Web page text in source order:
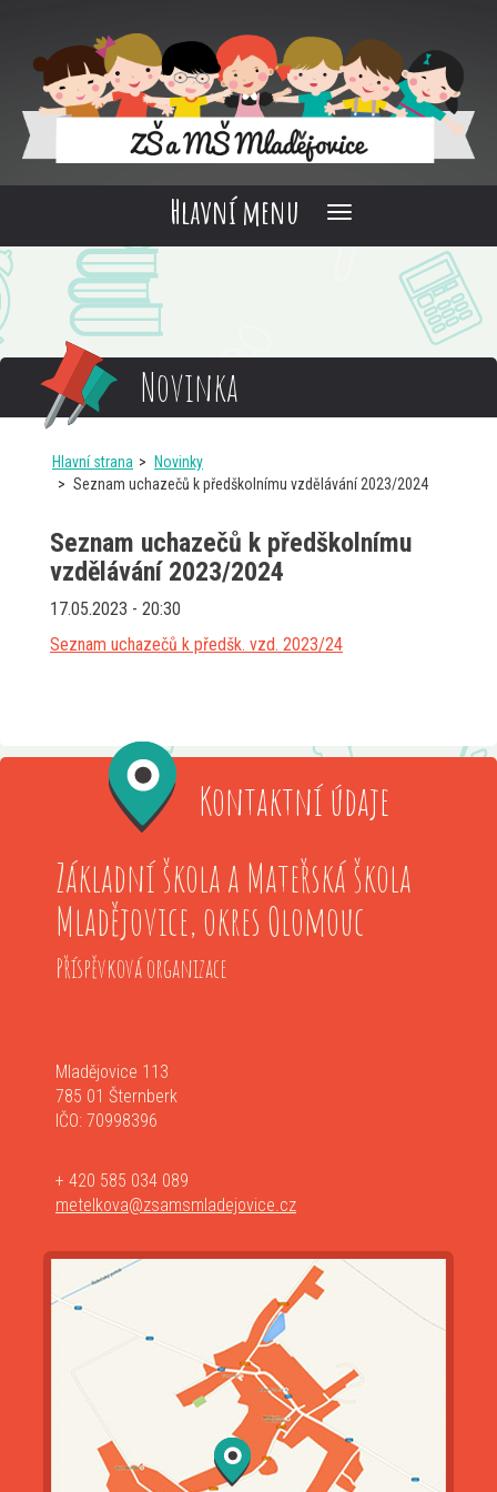
Hlavní menu
Novinka
Hlavní strana
Novinky
Seznam uchazečů k předškolnímu vzdělávání 2023/2024
Seznam uchazečů k předškolnímu
vzdělávání 2023/2024
17.05.2023 - 20:30
Seznam uchazečů k předšk. vzd. 2023/24
Kontaktní údaje
Základní škola a Mateřská škola
Mladějovice, okres Olomouc
Příspěvková organizace
Mladějovice 113
785 01 Šternberk
IČO: 70998396
+ 420 585 034 089
metelkova@zsamsmladejovice.cz